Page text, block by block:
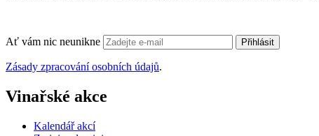
Ať vám nic neunikne Přihlásit
Zásady zpracování osobních údajů.
Vinařské akce
Kalendář akcí